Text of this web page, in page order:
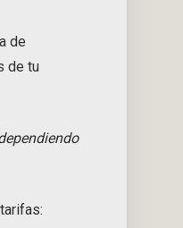
de
de tu